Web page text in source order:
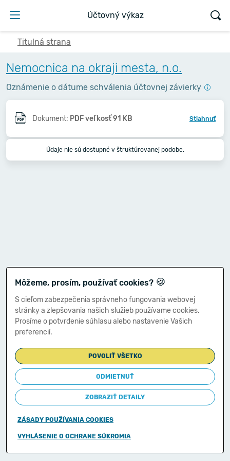
Účtovný výkaz
Titulná strana
Nemocnica na okraji mesta, n.o.
Oznámenie o dátume schválenia účtovnej závierky
Dokument: PDF veľkosť 91 KB Stiahnuť
Údaje nie sú dostupné v štruktúrovanej podobe.
Môžeme, prosím, používať cookies? 🍪
S cieľom zabezpečenia správneho fungovania webovej
stránky a zlepšovania našich služieb používame cookies.
Prosíme o potvrdenie súhlasu alebo nastavenie Vašich
preferencií.
POVOLIŤ VŠETKO
ODMIETNUŤ
ZOBRAZIŤ DETAILY
ZÁSADY POUŽÍVANIA COOKIES
VYHLÁSENIE O OCHRANE SÚKROMIA
Copyright © 2011-2026